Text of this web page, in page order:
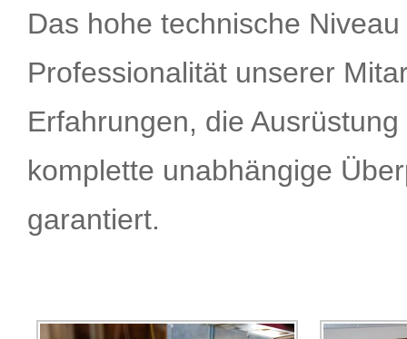
Das hohe technische
Professionalität unserer
Erfahrungen, die
komplette unabhängige
garantiert.